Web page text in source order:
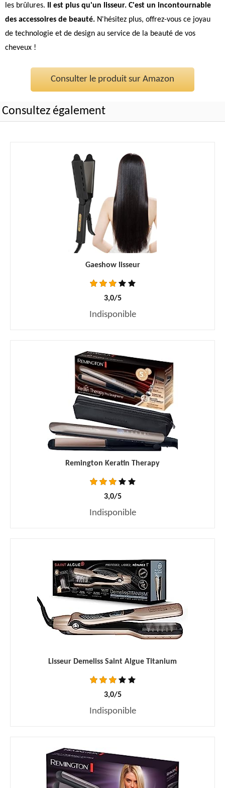
les brûlures.
Il est plus qu'un lisseur. C'est un incontournable
des accessoires de beauté. N'hésitez plus, offrez-vous ce joyau
de technologie et de design au service de la beauté de vos
cheveux !
Consulter le produit sur Amazon
Consultez également
Gaeshow lisseur
3,0/5
Indisponible
Remington Keratin Therapy
3,0/5
Indisponible
Lisseur Demeliss Saint Algue Titanium
3,0/5
Indisponible